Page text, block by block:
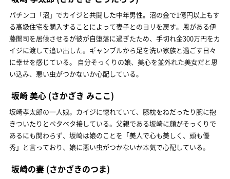
パチンコ「沼」でカイジと共闘した中年男性。沼の金で1億円以上もす
る高級住宅を購入することによって妻子とのヨリを戻す。恩がある伊
藤開司を居候させるが彼が自堕落に過ぎたため、手切れ金300万円をカ
イジに渡して追い出した。ギャンブルから足を洗い家族と過ごす日々
に幸せを感じている。 自分そっくりの娘、美心を並外れた美女だと思
い込み、悪い虫がつかないか心配している。
坂崎 美心 (さかざき みここ)
坂崎孝太郎の一人娘。カイジに惚れていて、膝枕をねだったり腕に抱
きついたりとベタベタ接している。父親である坂崎に顔がそっくりで
あるにも関わらず、坂崎は娘のことを「美人で心も美しく、頭も優
秀」と言っており、娘に悪い虫がつかないか本気で心配している。
坂崎の妻 (さかざきのつま)